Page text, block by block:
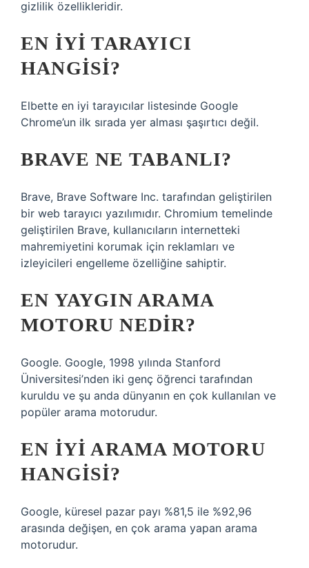
gizlilik özellikleridir.
EN IYI TARAYICI
HANGISI?
Elbette en iyi tarayıcılar listesinde Google
Chrome’un ilk sırada yer alması şaşırtıcı değil.
BRAVE NE TABANLI?
Brave, Brave Software Inc. tarafından geliştirilen
bir web tarayıcı yazılımıdır. Chromium temelinde
geliştirilen Brave, kullanıcıların internetteki
mahremiyetini korumak için reklamları ve
izleyicileri engelleme özelliğine sahiptir.
EN YAYGIN ARAMA
MOTORU NEDIR?
Google. Google, 1998 yılında Stanford
Üniversitesi’nden iki genç öğrenci tarafından
kuruldu ve şu anda dünyanın en çok kullanılan ve
popüler arama motorudur.
EN IYI ARAMA MOTORU
HANGISI?
Google, küresel pazar payı %81,5 ile %92,96
arasında değişen, en çok arama yapan arama
motorudur.